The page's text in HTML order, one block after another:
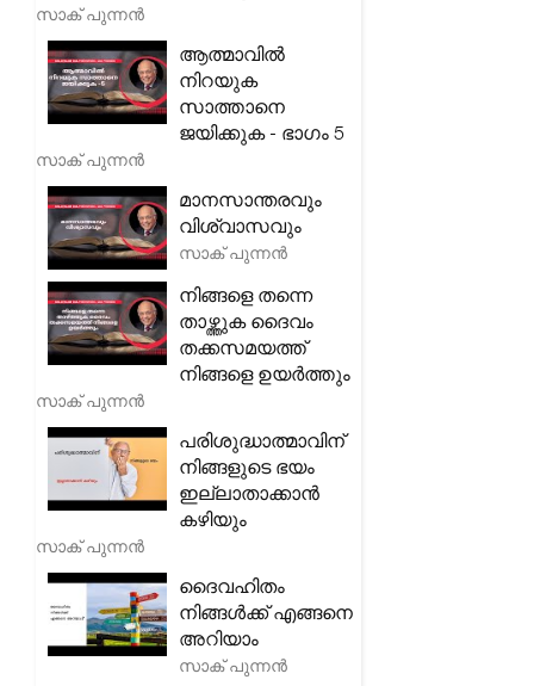
സാക് പുന്നൻ
ആത്മാവിൽ
നിറയുക
സാത്താനെ
ജയിക്കുക - ഭാഗം 5
സാക് പുന്നൻ
മാനസാന്തരവും
വിശ്വാസവും
സാക് പുന്നൻ
നിങ്ങളെ തന്നെ
താഴ്ത്തുക ദൈവം
തക്കസമയത്ത്
നിങ്ങളെ ഉയർത്തും
സാക് പുന്നൻ
പരിശുദ്ധാത്മാവിന്
നിങ്ങളുടെ ഭയം
ഇല്ലാതാക്കാൻ
കഴിയും
സാക് പുന്നൻ
ദൈവഹിതം
നിങ്ങൾക്ക് എങ്ങനെ
അറിയാം
സാക് പുന്നൻ